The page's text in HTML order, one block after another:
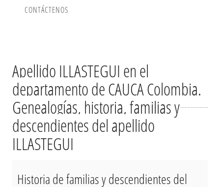
CONTÁCTENOS
Apellido ILLASTEGUI en el
departamento de CAUCA Colombia.
Genealogías, historia, familias y
descendientes del apellido
ILLASTEGUI
Historia de familias y descendientes del